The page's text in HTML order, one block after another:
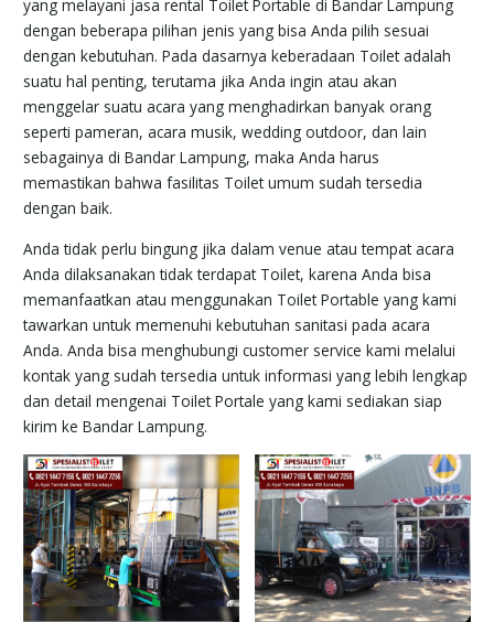
yang melayani jasa rental Toilet Portable di Bandar Lampung
dengan beberapa pilihan jenis yang bisa Anda pilih sesuai
dengan kebutuhan. Pada dasarnya keberadaan Toilet adalah
suatu hal penting, terutama jika Anda ingin atau akan
menggelar suatu acara yang menghadirkan banyak orang
seperti pameran, acara musik, wedding outdoor, dan lain
sebagainya di Bandar Lampung, maka Anda harus
memastikan bahwa fasilitas Toilet umum sudah tersedia
dengan baik.
Anda tidak perlu bingung jika dalam venue atau tempat acara
Anda dilaksanakan tidak terdapat Toilet, karena Anda bisa
memanfaatkan atau menggunakan Toilet Portable yang kami
tawarkan untuk memenuhi kebutuhan sanitasi pada acara
Anda. Anda bisa menghubungi customer service kami melalui
kontak yang sudah tersedia untuk informasi yang lebih lengkap
dan detail mengenai Toilet Portale yang kami sediakan siap
kirim ke Bandar Lampung.